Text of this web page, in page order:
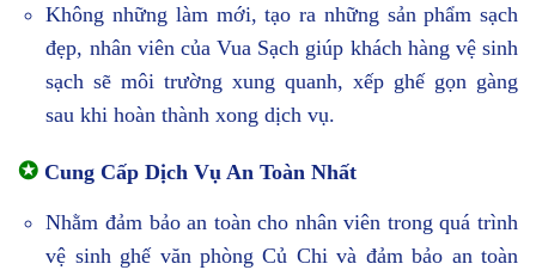
Không những làm mới, tạo ra những sản phẩm sạch
đẹp, nhân viên của Vua Sạch giúp khách hàng vệ sinh
sạch sẽ môi trường xung quanh, xếp ghế gọn gàng
sau khi hoàn thành xong dịch vụ.
✪ Cung Cấp Dịch Vụ An Toàn Nhất
Nhằm đảm bảo an toàn cho nhân viên trong quá trình
vệ sinh ghế văn phòng Củ Chi và đảm bảo an toàn